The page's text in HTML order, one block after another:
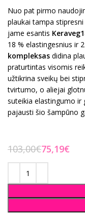
Nuo pat pirmo
plaukai tampa
jame esantis
18 % elastingesnius ir
kompleksas didina
praturtintas visomis
užtikrina sveikų bei
tvirtumo, o aliejai
suteikia elastingumo ir
pajausti šio šampūno
103,00€75,19€